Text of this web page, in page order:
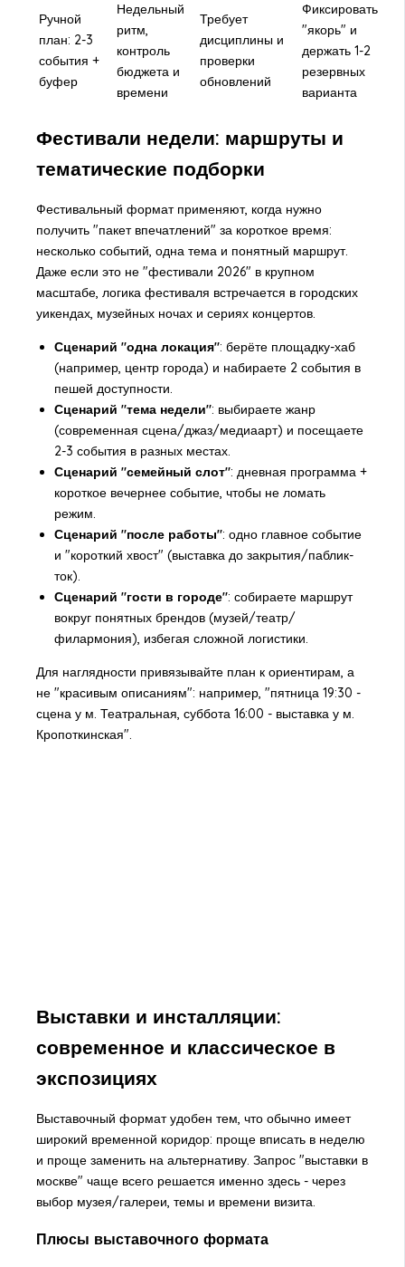
Ручной
план: 2-3
события +
буфер
Недельный
ритм,
контроль
бюджета и
времени
Требует
дисциплины и
проверки
обновлений
Фиксировать
"якорь" и
держать 1-2
резервных
варианта
Фестивали недели: маршруты и
тематические подборки
Фестивальный формат применяют, когда нужно
получить "пакет впечатлений" за короткое время:
несколько событий, одна тема и понятный маршрут.
Даже если это не "фестивали 2026" в крупном
масштабе, логика фестиваля встречается в городских
уикендах, музейных ночах и сериях концертов.
Сценарий "одна локация": берёте площадку-хаб
(например, центр города) и набираете 2 события в
пешей доступности.
Сценарий "тема недели": выбираете жанр
(современная сцена/джаз/медиаарт) и посещаете
2-3 события в разных местах.
Сценарий "семейный слот": дневная программа +
короткое вечернее событие, чтобы не ломать
режим.
Сценарий "после работы": одно главное событие
и "короткий хвост" (выставка до закрытия/паблик-
ток).
Сценарий "гости в городе": собираете маршрут
вокруг понятных брендов (музей/театр/
филармония), избегая сложной логистики.
Для наглядности привязывайте план к ориентирам, а
не "красивым описаниям": например, "пятница 19:30 -
сцена у м. Театральная, суббота 16:00 - выставка у м.
Кропоткинская".
Выставки и инсталляции:
современное и классическое в
экспозициях
Выставочный формат удобен тем, что обычно имеет
широкий временной коридор: проще вписать в неделю
и проще заменить на альтернативу. Запрос "выставки в
москве" чаще всего решается именно здесь - через
выбор музея/галереи, темы и времени визита.
Плюсы выставочного формата